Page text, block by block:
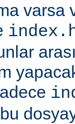
varsa